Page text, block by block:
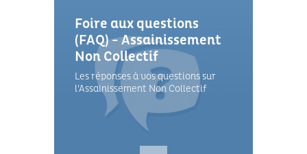
Foire aux questions
(FAQ) - Assainissement
Non Collectif
Les réponses à vos questions sur
l'Assainissement Non Collectif